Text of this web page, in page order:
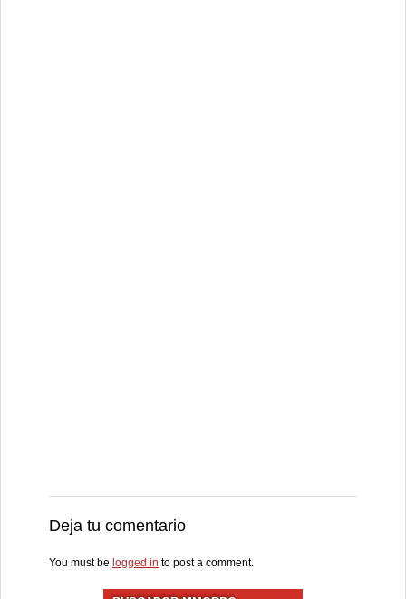
Deja tu comentario
You must be logged in to post a comment.